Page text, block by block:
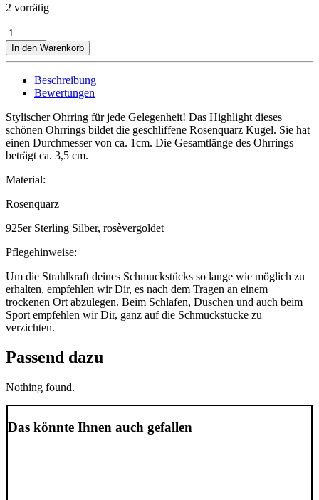
2 vorrätig
Ohrring
Rosenquarz
Menge
In den Warenkorb
Beschreibung
Bewertungen
Stylischer Ohrring für jede Gelegenheit! Das Highlight dieses
schönen Ohrrings bildet die geschliffene Rosenquarz Kugel. Sie hat
einen Durchmesser von ca. 1cm. Die Gesamtlänge des Ohrrings
beträgt ca. 3,5 cm.
Material:
Rosenquarz
925er Sterling Silber, rosèvergoldet
Pflegehinweise:
Um die Strahlkraft deines Schmuckstücks so lange wie möglich zu
erhalten, empfehlen wir Dir, es nach dem Tragen an einem
trockenen Ort abzulegen. Beim Schlafen, Duschen und auch beim
Sport empfehlen wir Dir, ganz auf die Schmuckstücke zu
verzichten.
Passend dazu
Nothing found.
Das könnte Ihnen auch gefallen